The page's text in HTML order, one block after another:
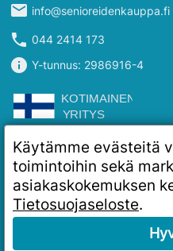
mail info@senioreidenkauppa.fi
phone 044 2414 173
info Y-tunnus: 2986916-4
Käytämme evästeitä
toimintoihin sekä
asiakaskokemuksen
Tietosuojaseloste.